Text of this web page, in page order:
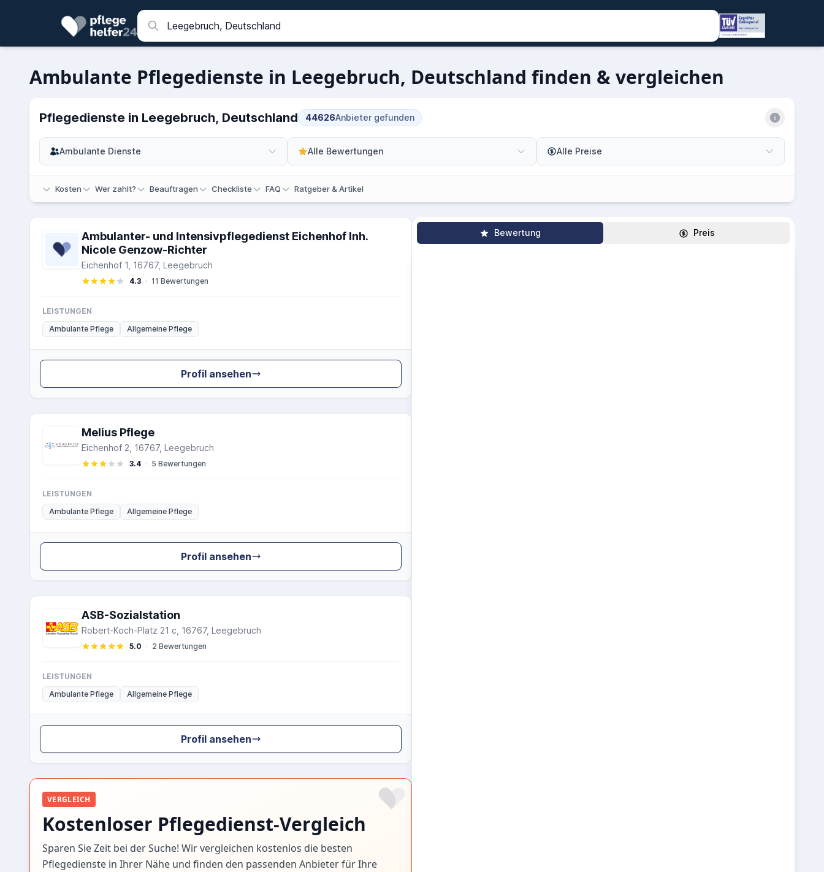
Ambulante Pflegedienste in Leegebruch, Deutschland finden & vergleichen
Pflegedienste in Leegebruch, Deutschland 44626Anbieter gefunden
Ambulante Dienste Alle Bewertungen Alle Preise
Kosten Wer zahlt? Beauftragen Checkliste FAQ Ratgeber & Artikel
Ambulanter- und Intensivpflegedienst Eichenhof Inh.
Nicole Genzow-Richter
Eichenhof 1, 16767, Leegebruch
4.3 · 11 Bewertungen
LEISTUNGEN
Ambulante Pflege
Allgemeine Pflege
Profil ansehen
Melius Pflege
Eichenhof 2, 16767, Leegebruch
3.4 · 5 Bewertungen
LEISTUNGEN
Ambulante Pflege
Allgemeine Pflege
Profil ansehen
ASB-Sozialstation
Robert-Koch-Platz 21 c, 16767, Leegebruch
5.0 · 2 Bewertungen
LEISTUNGEN
Ambulante Pflege
Allgemeine Pflege
Profil ansehen
VERGLEICH
Kostenloser Pflegedienst-Vergleich
Sparen Sie Zeit bei der Suche! Wir vergleichen kostenlos die besten
Pflegedienste in Ihrer Nähe und finden den passenden Anbieter für Ihre
Bewertung Preis